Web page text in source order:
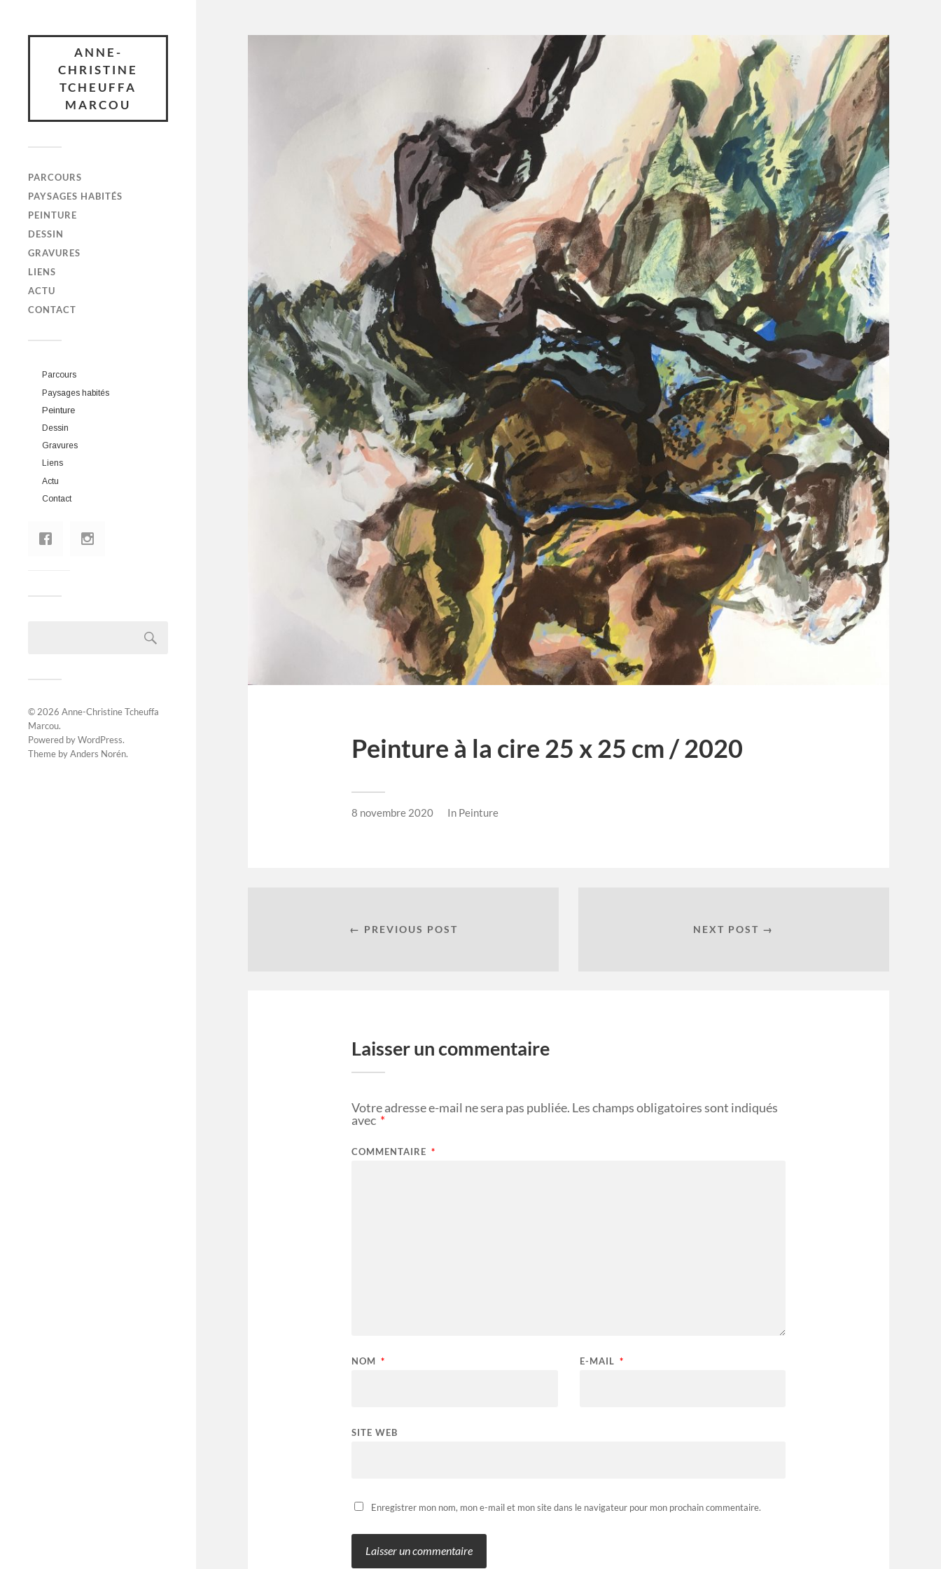
ANNE-
CHRISTINE
TCHEUFFA
MARCOU
PARCOURS
PAYSAGES HABITÉS
PEINTURE
DESSIN
GRAVURES
LIENS
ACTU
CONTACT
Parcours
Paysages habités
Peinture
Dessin
Gravures
Liens
Actu
Contact
© 2026 Anne-Christine Tcheuffa
Marcou.
Powered byWordPress.
Theme byAnders Norén. Peinture à la cire 25 x 25 cm / 2020
8 novembre 2020 In Peinture
← PREVIOUS POST NEXT POST →
Laisser un commentaire
Votre adresse e-mail ne sera pas publiée. Les champs obligatoires sont indiqués
avec *
COMMENTAIRE *
NOM * E-MAIL *
SITE WEB
Enregistrer mon nom, mon e-mail et mon site dans le navigateur pour mon prochain commentaire.